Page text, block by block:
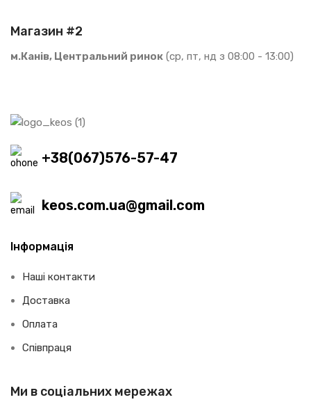
Магазин #2
м.Канів, Центральний ринок (ср, пт, нд з 08:00 - 13:00)
+38(067)576-57-47
keos.com.ua@gmail.com
Інформація
Наші контакти
Доставка
Оплата
Співпраця
Ми в соціальних мережах